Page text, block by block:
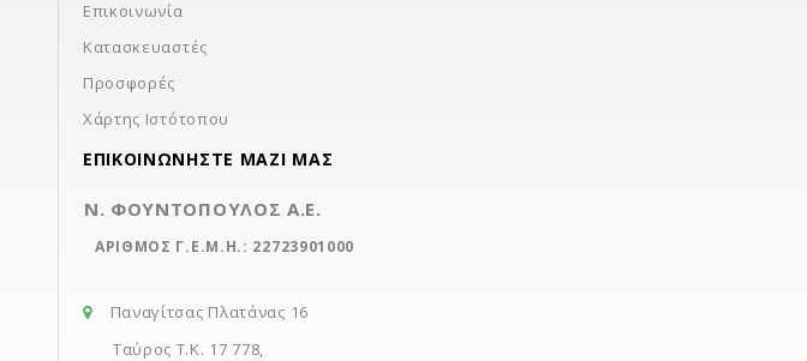
Επικοινωνία
Κατασκευαστές
Προσφορές
Χάρτης Ιστότοπου
ΕΠΙΚΟΙΝΩΝΉΣΤΕ ΜΑΖΊ ΜΑΣ
Ν. ΦΟΥΝΤΟΠΟΥΛΟΣ Α.Ε.
ΑΡΙΘΜΟΣ Γ.Ε.Μ.Η.: 22723901000
Παναγίτσας Πλατάνας 16
Ταύρος Τ.Κ. 17 778,